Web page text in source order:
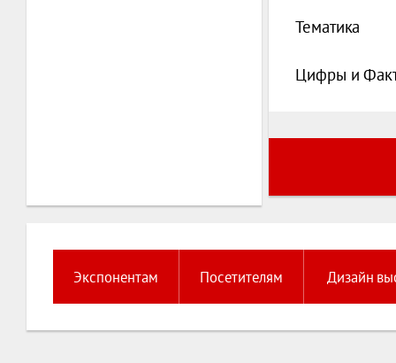
Тематика
Цифры и
Экспонентам Посетителям Дизайн